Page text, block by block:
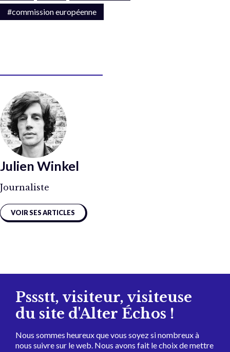
#commission européenne
Julien Winkel
Journaliste
VOIR SES ARTICLES
Pssstt, visiteur, visiteuse
du site d'Alter Échos !
Nous sommes heureux que vous soyez si nombreux à
nous suivre sur le web. Nous avons fait le choix de mettre